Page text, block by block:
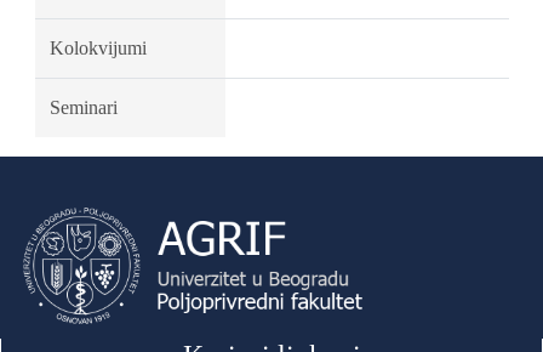
Kolokvijumi
Seminari